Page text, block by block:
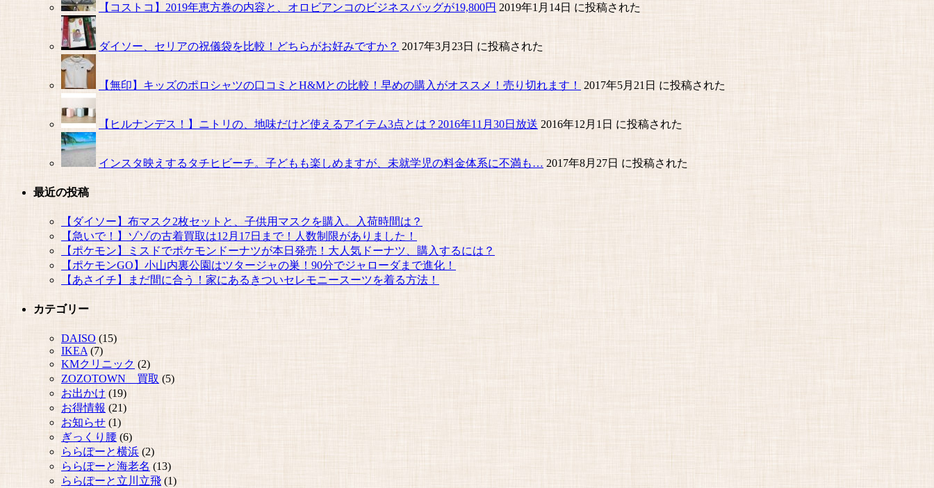
【コストコ】2019年恵方巻の内容と、オロビアンコのビジネスバッグが19,800円 2019年1月14日 に投稿された
ダイソー、セリアの祝儀袋を比較！どちらがお好みですか？ 2017年3月23日 に投稿された
【無印】キッズのポロシャツの口コミとH&Mとの比較！早めの購入がオススメ！売り切れます！ 2017年5月21日 に投稿された
【ヒルナンデス！】ニトリの、地味だけど使えるアイテム3点とは？2016年11月30日放送 2016年12月1日 に投稿された
インスタ映えするタチヒビーチ。子どもも楽しめますが、未就学児の料金体系に不満も… 2017年8月27日 に投稿された
最近の投稿
【ダイソー】布マスク2枚セットと、子供用マスクを購入。入荷時間は？
【急いで！】ゾゾの古着買取は12月17日まで！人数制限がありました！
【ポケモン】ミスドでポケモンドーナツが本日発売！大人気ドーナツ、購入するには？
【ポケモンGO】小山内裏公園はツタージャの巣！90分でジャローダまで進化！
【あさイチ】まだ間に合う！家にあるきついセレモニースーツを着る方法！
カテゴリー
DAISO (15)
IKEA (7)
KMクリニック (2)
ZOZOTOWN 買取 (5)
お出かけ (19)
お得情報 (21)
お知らせ (1)
ぎっくり腰 (6)
ららぽーと横浜 (2)
ららぽーと海老名 (13)
ららぽーと立川立飛 (1)